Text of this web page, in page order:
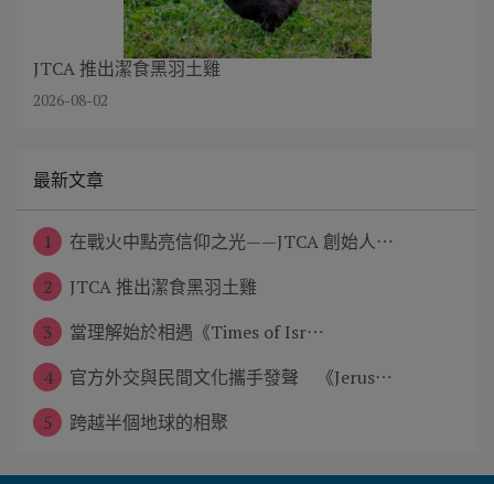
JTCA 推出潔食黑羽土雞
2026-08-02
最新文章
1
在戰火中點亮信仰之光——JTCA 創始人⋯
2
JTCA 推出潔食黑羽土雞
3
當理解始於相遇《Times of Isr⋯
4
官方外交與民間文化攜手發聲 《Jerus⋯
5
跨越半個地球的相聚